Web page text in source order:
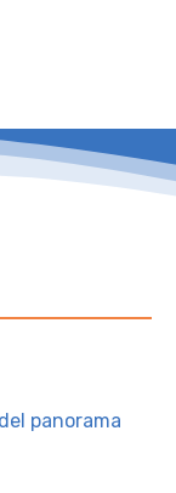
panorama